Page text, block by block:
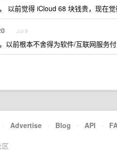
以前觉得 iCloud 68 块钱贵，现在觉
Jul 9
以前根本不舍得为软件/互联网服务
· Advertise · Blog · API ·